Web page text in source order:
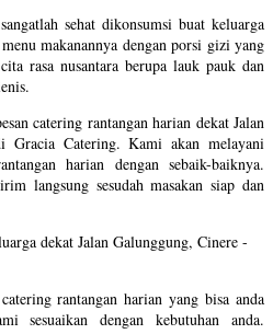
sehat dikonsumsi buat keluarga
makanannya dengan porsi gizi yang
rasa nusantara berupa lauk pauk dan
catering rantangan harian dekat Jalan
Gracia Catering. Kami akan melayani
harian dengan sebaik-baiknya.
langsung sesudah masakan siap dan
rantangan harian yang bisa anda
sesuaikan dengan kebutuhan anda.